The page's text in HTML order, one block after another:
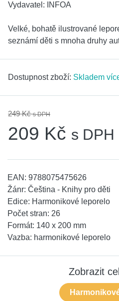
Vydavatel:
INFOA
Velké, bohatě ilustrované
seznámí děti s mnoha druhy
Dostupnost zboží: Skladem
249 Kčs DPH
209 Kč s DPH
EAN: 9788075475626
Žánr: Čeština - Knihy pro děti
Edice: Harmonikové leporelo
Počet stran: 26
Formát: 140 x 200 mm
Vazba: harmonikové leporelo
Zobrazit